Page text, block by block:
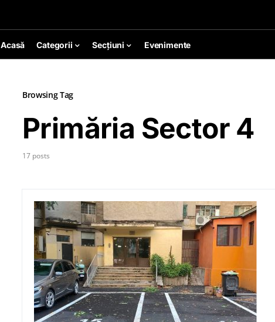
Acasă Categorii Secțiuni Evenimente
Browsing Tag
Primăria Sector 4
17 posts